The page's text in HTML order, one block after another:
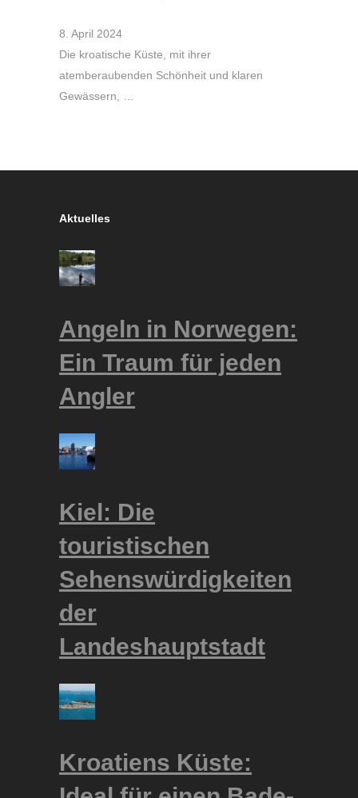
8. April 2024
Die kroatische Küste, mit ihrer
atemberaubenden Schönheit und klaren
Gewässern, …
Aktuelles
Angeln in Norwegen:
Ein Traum für jeden
Angler
Kiel: Die
touristischen
Sehenswürdigkeiten
der
Landeshauptstadt
Kroatiens Küste: